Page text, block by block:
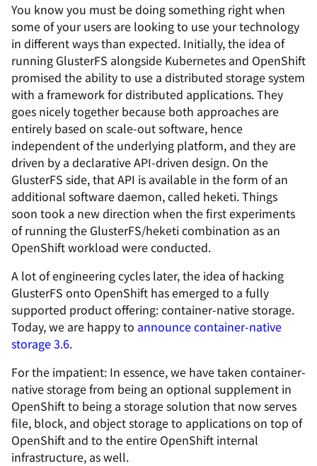
You know you must be doing something right when
some of your users are looking to use your technology
in different ways than expected. Initially, the idea of
running GlusterFS alongside Kubernetes and OpenShift
promised the ability to use a distributed storage system
with a framework for distributed applications. They
goes nicely together because both approaches are
entirely based on scale-out software, hence
independent of the underlying platform, and they are
driven by a declarative API-driven design. On the
GlusterFS side, that API is available in the form of an
additional software daemon, called heketi. Things
soon took a new direction when the first experiments
of running the GlusterFS/heketicombination as an
OpenShift workload were conducted.
A lot of engineering cycles later, the idea of hacking
GlusterFS onto OpenShift has emerged to a fully
supported product offering: container-native storage.
Today, we are happy to announce container-native
storage 3.6.
For the impatient: In essence, we have taken container-
native storage from being an optional supplement in
OpenShift to being a storage solution that now serves
file, block, and object storage to applications on top of
OpenShift and to the entire OpenShift internal
infrastructure, as well.